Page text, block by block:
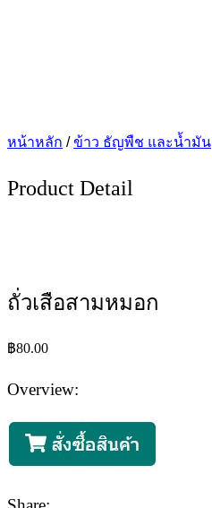
หน้าหลัก /ข้าว ธัญพืช และน้ำมัน
Product Detail
ถั่วเสือสามหมอก
฿80.00
Overview: